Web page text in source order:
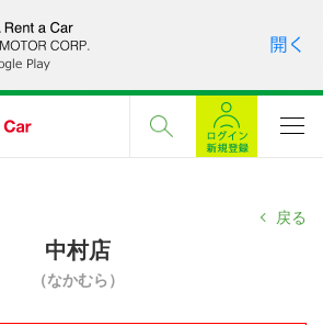
戻る
中村店
（なかむら）